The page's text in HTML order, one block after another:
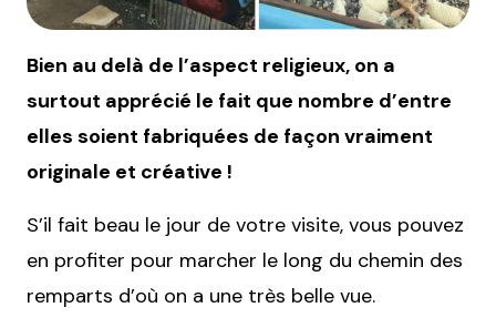
Bien au delà de l’aspect religieux, on a
surtout apprécié le fait que nombre d’entre
elles soient fabriquées de façon vraiment
originale et créative !
S’il fait beau le jour de votre visite, vous pouvez
en profiter pour marcher le long du chemin des
remparts d’où on a une très belle vue.